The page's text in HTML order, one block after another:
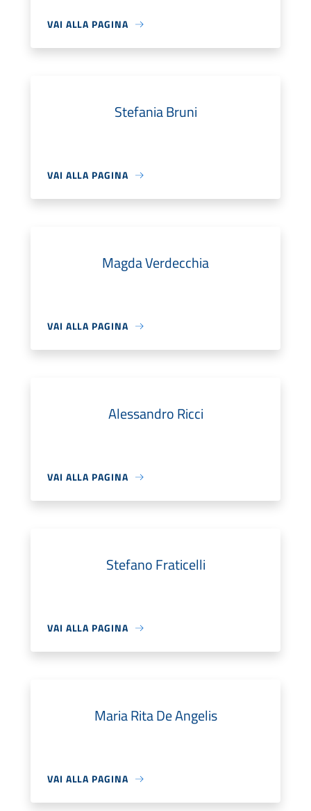
VAI ALLA PAGINA
Stefania Bruni
VAI ALLA PAGINA
Magda Verdecchia
VAI ALLA PAGINA
Alessandro Ricci
VAI ALLA PAGINA
Stefano Fraticelli
VAI ALLA PAGINA
Maria Rita De Angelis
VAI ALLA PAGINA